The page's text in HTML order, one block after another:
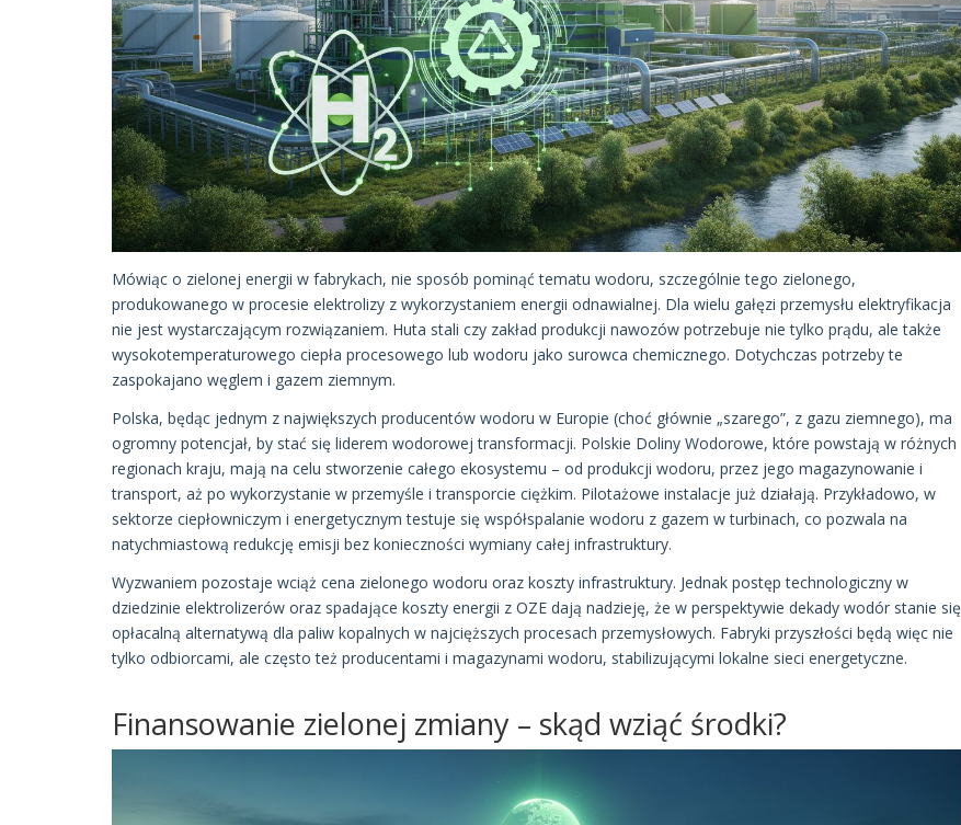
Mówiąc o zielonej energii w fabrykach, nie sposób pominąć tematu wodoru, szczególnie tego zielonego,
produkowanego w procesie elektrolizy z wykorzystaniem energii odnawialnej. Dla wielu gałęzi przemysłu elektryfikacja
nie jest wystarczającym rozwiązaniem. Huta stali czy zakład produkcji nawozów potrzebuje nie tylko prądu, ale także
wysokotemperaturowego ciepła procesowego lub wodoru jako surowca chemicznego. Dotychczas potrzeby te
zaspokajano węglem i gazem ziemnym.
Polska, będąc jednym z największych producentów wodoru w Europie (choć głównie „szarego”, z gazu ziemnego), ma
ogromny potencjał, by stać się liderem wodorowej transformacji. Polskie Doliny Wodorowe, które powstają w różnych
regionach kraju, mają na celu stworzenie całego ekosystemu – od produkcji wodoru, przez jego magazynowanie i
transport, aż po wykorzystanie w przemyśle i transporcie ciężkim. Pilotażowe instalacje już działają. Przykładowo, w
sektorze ciepłowniczym i energetycznym testuje się współspalanie wodoru z gazem w turbinach, co pozwala na
natychmiastową redukcję emisji bez konieczności wymiany całej infrastruktury.
Wyzwaniem pozostaje wciąż cena zielonego wodoru oraz koszty infrastruktury. Jednak postęp technologiczny w
dziedzinie elektrolizerów oraz spadające koszty energii z OZE dają nadzieję, że w perspektywie dekady wodór stanie się
opłacalną alternatywą dla paliw kopalnych w najcięższych procesach przemysłowych. Fabryki przyszłości będą więc nie
tylko odbiorcami, ale często też producentami i magazynami wodoru, stabilizującymi lokalne sieci energetyczne.
Finansowanie zielonej zmiany – skąd wziąć środki?